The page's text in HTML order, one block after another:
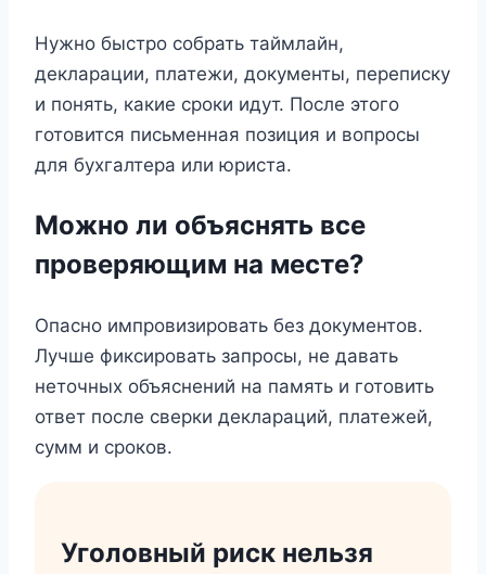
Нужно быстро собрать таймлайн,
декларации, платежи, документы, переписку
и понять, какие сроки идут. После этого
готовится письменная позиция и вопросы
для бухгалтера или юриста.
Можно ли объяснять все
проверяющим на месте?
Опасно импровизировать без документов.
Лучше фиксировать запросы, не давать
неточных объяснений на память и готовить
ответ после сверки деклараций, платежей,
сумм и сроков.
Уголовный риск нельзя